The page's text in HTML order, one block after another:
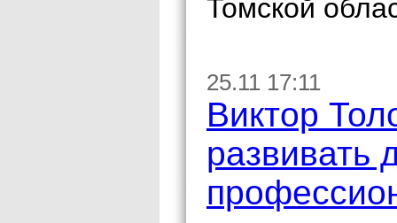
Томской
25.11 17:11
Виктор
развивать